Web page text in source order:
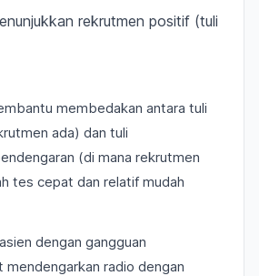
rekrutmen positif (tuli
membedakan antara tuli
ada) dan tuli
(di mana rekrutmen
tes cepat dan relatif mudah
dengan gangguan
mendengarkan radio dengan